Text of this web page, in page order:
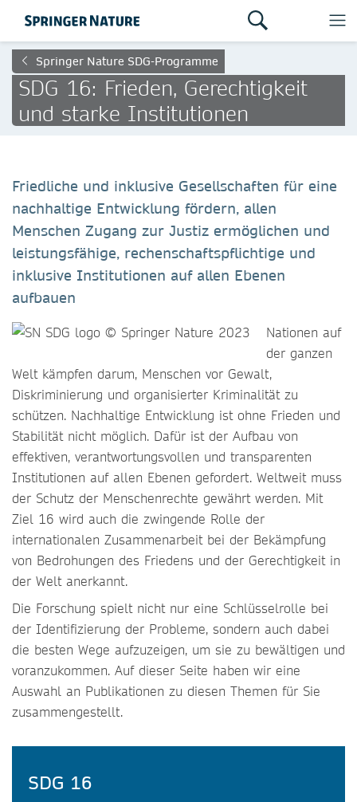
Springer Nature SDG-Programme
SDG 16: Frieden, Gerechtigkeit
und starke Institutionen
Friedliche und inklusive Gesellschaften für eine
nachhaltige Entwicklung fördern, allen
Menschen Zugang zur Justiz ermöglichen und
leistungsfähige, rechenschaftspflichtige und
inklusive Institutionen auf allen Ebenen
aufbauen
Nationen auf
der ganzen
Welt kämpfen darum, Menschen vor Gewalt,
Diskriminierung und organisierter Kriminalität zu
schützen. Nachhaltige Entwicklung ist ohne Frieden und
Stabilität nicht möglich. Dafür ist der Aufbau von
effektiven, verantwortungsvollen und transparenten
Institutionen auf allen Ebenen gefordert. Weltweit muss
der Schutz der Menschenrechte gewährt werden. Mit
Ziel 16 wird auch die zwingende Rolle der
internationalen Zusammenarbeit bei der Bekämpfung
von Bedrohungen des Friedens und der Gerechtigkeit in
der Welt anerkannt.
Die Forschung spielt nicht nur eine Schlüsselrolle bei
der Identifizierung der Probleme, sondern auch dabei
die besten Wege aufzuzeigen, um sie zu bewältigen und
voranzukommen. Auf dieser Seite haben wir eine
Auswahl an Publikationen zu diesen Themen für Sie
zusammengestellt.
SDG 16